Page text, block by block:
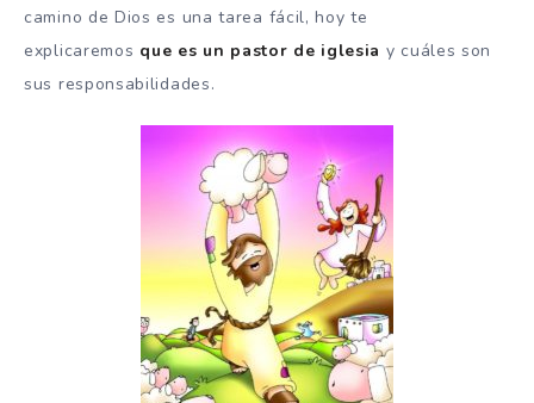
camino de Dios es una tarea fácil, hoy te
explicaremos que es un pastor de iglesia y cuáles son
sus responsabilidades.